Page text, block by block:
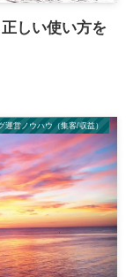
しい使い方を
運営ノウハウ（集客/収益）